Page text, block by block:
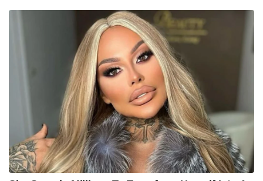
ചരിത്രത്തോടുള്ള നിരുത്തരവാദ സമീപനം പൃഥ്വിക്ക്
ഉണ്ട് എന്ന് പറയാനാണീ കുറിപ്പ്.
John Ditto